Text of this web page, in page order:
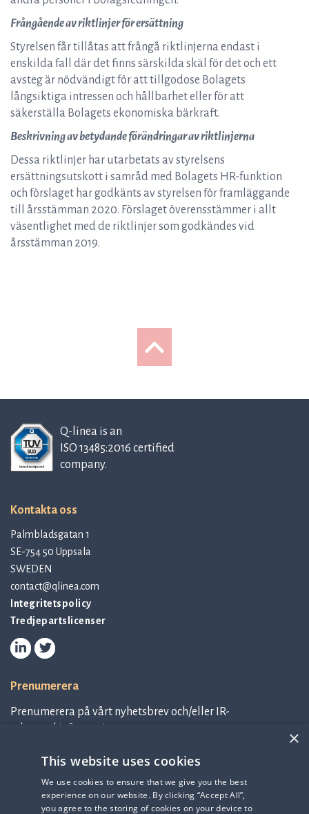
Frångående av riktlinjer för ersättning
Styrelsen får tillåtas att frångå riktlinjerna endast i
enskilda fall där det finns särskilda skäl för det och ett
avsteg är nödvändigt för att tillgodose Bolagets
långsiktiga intressen och hållbarhet eller för att
säkerställa Bolagets ekonomiska bärkraft.
Beskrivning av betydande förändringar av riktlinjerna
Dessa riktlinjer har utarbetats av styrelsens
ersättningsutskott i samråd med Bolagets HR-funktion
och förslaget har godkänts av styrelsen för framläggande
till årsstämman 2020. Förslaget överensstämmer i allt
väsentlighet med de riktlinjer som godkändes vid
årsstämman 2019.
Q-linea is an
ISO 13485:2016 certified
company.
Kontakta oss
Palmbladsgatan 1
SE-754 50 Uppsala
SWEDEN
contact@qlinea.com
Integritetspolicy
Tredjepartslicenser
Prenumerera
Prenumerera på vårt nyhetsbrev och/eller IR-
relaterad information.
Prenumerera på nyhetsbrev
IR-related information
×
This website uses cookies
We use cookies to ensure that we give you the best
experience on our website. By clicking “Accept All”,
you agree to the storing of cookies on your device to